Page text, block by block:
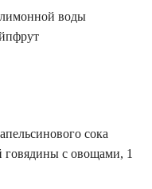
лимонной воды
сока
говядины с овощами, 1